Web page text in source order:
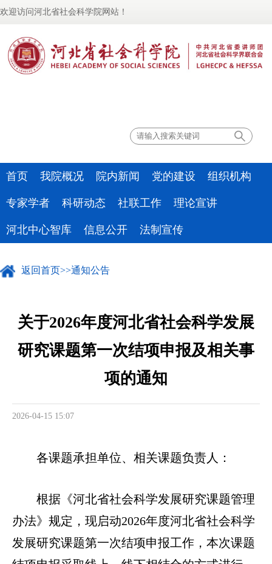
欢迎访问河北省社会科学院网站！
首页 我院概况 院内新闻 党的建设 组织机构
专家学者 科研动态 社联工作 理论宣讲
河北中心智库 信息公开 法制宣传
返回首页>>通知公告
关于2026年度河北省社会科学发展
研究课题第一次结项申报及相关事
项的通知
2026-04-15 15:07
各课题承担单位、相关课题负责人：
根据《河北省社会科学发展研究课题管理
办法》规定，现启动2026年度河北省社会科学
发展研究课题第一次结项申报工作，本次课题